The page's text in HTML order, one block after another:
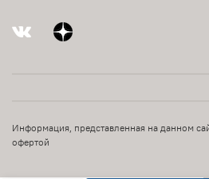
Информация, представленная на данном
офертой